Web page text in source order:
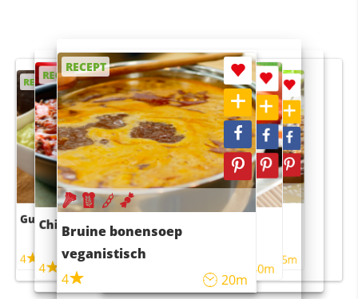
RECEPT
Guacamole
4
RECEPT
Chili con carne
4
RECEPT
Bruine bonensoep
veganistisch
4
20m
RECEPT
Sushi rijstsalade
maaltijdsalade
40m
RECEPT
4 55m